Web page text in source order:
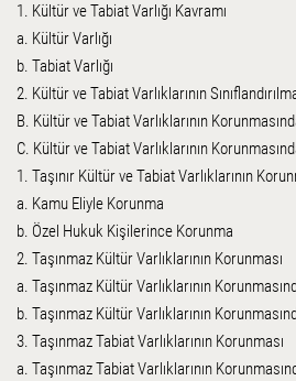
1. Kültür ve Tabiat Varlığı Kavramı
a. Kültür Varlığı
b. Tabiat Varlığı
2. Kültür ve Tabiat Varlıklarının
B. Kültür ve Tabiat Varlıklarının
C. Kültür ve Tabiat Varlıklarının
1. Taşınır Kültür ve Tabiat Varlıklarının
a. Kamu Eliyle Korunma
b. Özel Hukuk Kişilerince Korunma
2. Taşınmaz Kültür Varlıklarının Korunması
a. Taşınmaz Kültür Varlıklarının
b. Taşınmaz Kültür Varlıklarının
3. Taşınmaz Tabiat Varlıklarının Korunması
a. Taşınmaz Tabiat Varlıklarının